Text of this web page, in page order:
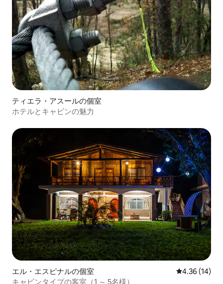
ティエラ・アスールの個室
ホテルとキャビンの魅力
エル・エスピナルの個室 レビュー14
4.36 (14)
キャビンタイプの客室（1 ～ 5名様）